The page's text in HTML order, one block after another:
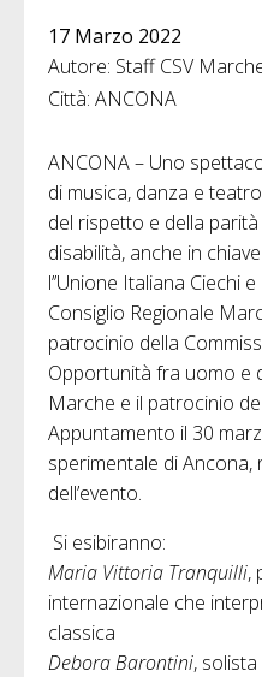
17 Marzo 2022
Autore: Staff CSV
Città: ANCONA
ANCONA – Uno
di musica, danza e
del rispetto e della
disabilità, anche in
l’’Unione Italiana Ciechi
Consiglio Regionale
patrocinio della
Opportunità fra uomo e
Marche e il patrocinio
Appuntamento il 30
sperimentale di Ancona,
dell’evento.
Si esibiranno:
Maria Vittoria Tranquilli,
internazionale che
classica
Debora Barontini,